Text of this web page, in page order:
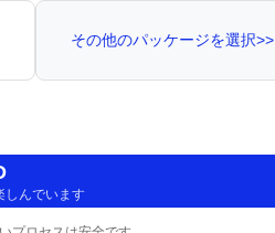
その他のパッケージを選択>>
しんでいます